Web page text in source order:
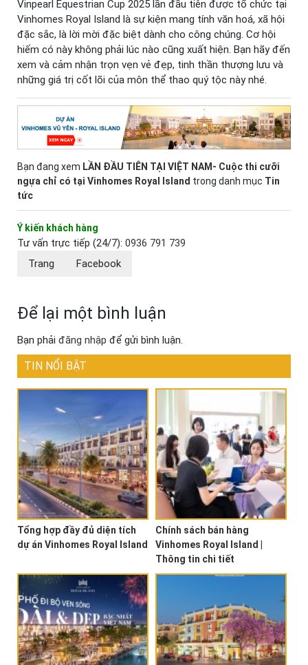
Vinpearl Equestrian Cup 2025 lần đầu tiên được tổ chức tại
Vinhomes Royal Island là sự kiện mang tính văn hoá, xã hội
đặc sắc, là lời mời đặc biệt dành cho công chúng. Cơ hội
hiếm có này không phải lúc nào cũng xuất hiện. Bạn hãy đến
xem và cảm nhận trọn vẹn vẻ đẹp, tinh thần thượng lưu và
những giá trị cốt lõi của môn thể thao quý tộc này nhé.
Bạn đang xem LẦN ĐẦU TIÊN TẠI VIỆT NAM- Cuộc thi cưỡi
ngựa chỉ có tại Vinhomes Royal Island trong danh mục Tin
tức
Ý kiến khách hàng
Tư vấn trực tiếp (24/7): 0936 791 739
Trang
Facebook
Để lại một bình luận
Bạn phải đăng nhập để gửi bình luận.
TIN NỔI BẬT
Tổng hợp đầy đủ diện tích
dự án Vinhomes Royal Island
Chính sách bán hàng
Vinhomes Royal Island |
Thông tin chi tiết